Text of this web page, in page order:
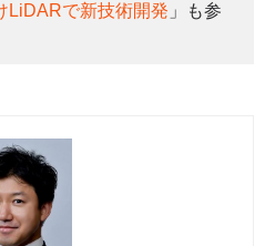
LiDARで新技術開発 」も参